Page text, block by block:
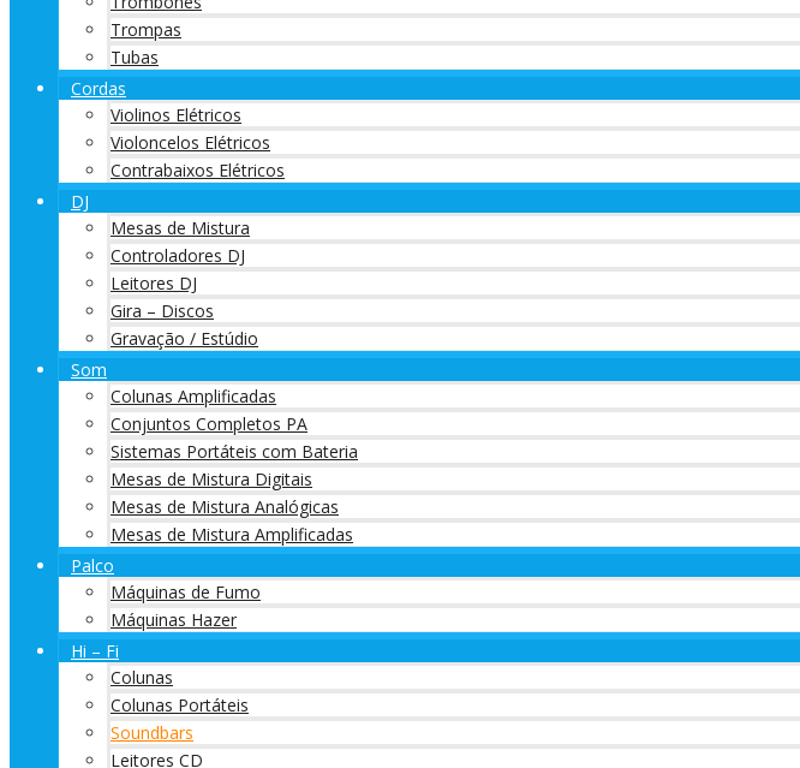
Trompas
Tubas
Cordas
Violinos Elétricos
Violoncelos Elétricos
Contrabaixos Elétricos
DJ
Mesas de Mistura
Controladores DJ
Leitores DJ
Gira – Discos
Gravação / Estúdio
Som
Colunas Amplificadas
Conjuntos Completos PA
Sistemas Portáteis com Bateria
Mesas de Mistura Digitais
Mesas de Mistura Analógicas
Mesas de Mistura Amplificadas
Palco
Máquinas de Fumo
Máquinas Hazer
Hi – Fi
Colunas
Colunas Portáteis
Soundbars
Leitores CD